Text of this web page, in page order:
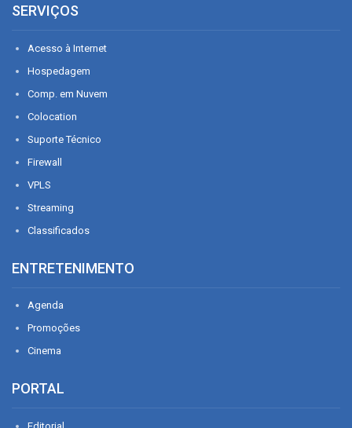
SERVIÇOS
Acesso à Internet
Hospedagem
Comp. em Nuvem
Colocation
Suporte Técnico
Firewall
VPLS
Streaming
Classificados
ENTRETENIMENTO
Agenda
Promoções
Cinema
PORTAL